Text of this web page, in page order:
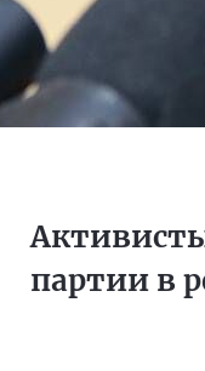
партии в